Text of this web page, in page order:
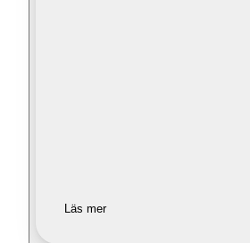
Läs mer